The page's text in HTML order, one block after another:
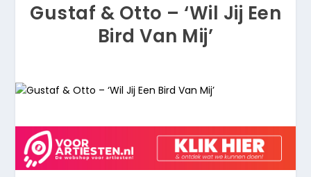
Gustaf & Otto – ‘Wil Jij Een
Bird Van Mij’